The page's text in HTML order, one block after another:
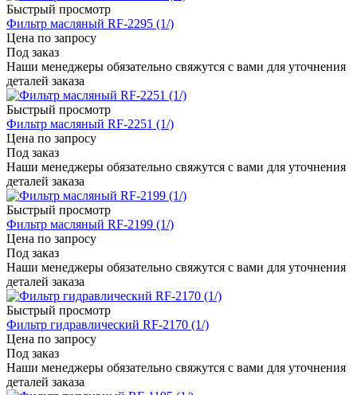
Быстрый просмотр
Фильтр масляный RF-2295 (1/)
Цена по запросу
Под заказ
Наши менеджеры обязательно свяжутся с вами для уточнения
деталей заказа
Быстрый просмотр
Фильтр масляный RF-2251 (1/)
Цена по запросу
Под заказ
Наши менеджеры обязательно свяжутся с вами для уточнения
деталей заказа
Быстрый просмотр
Фильтр масляный RF-2199 (1/)
Цена по запросу
Под заказ
Наши менеджеры обязательно свяжутся с вами для уточнения
деталей заказа
Быстрый просмотр
Фильтр гидравлический RF-2170 (1/)
Цена по запросу
Под заказ
Наши менеджеры обязательно свяжутся с вами для уточнения
деталей заказа